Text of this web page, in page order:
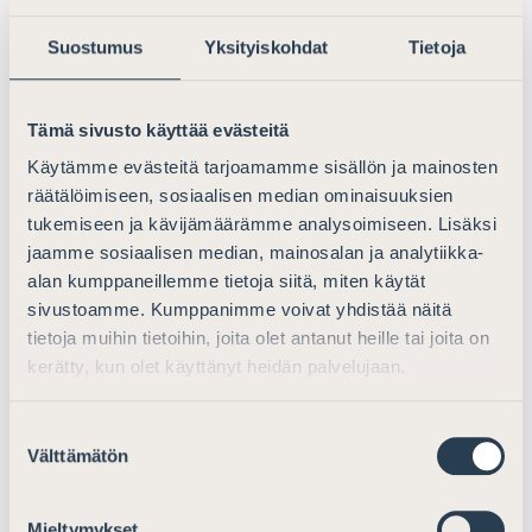
Suostumus Yksityiskohdat Tietoja
Tämä sivusto käyttää evästeitä
Käytämme evästeitä tarjoamamme sisällön ja mainosten
räätälöimiseen, sosiaalisen median ominaisuuksien
tukemiseen ja kävijämäärämme analysoimiseen. Lisäksi
jaamme sosiaalisen median, mainosalan ja analytiikka-
alan kumppaneillemme tietoja siitä, miten käytät
sivustoamme. Kumppanimme voivat yhdistää näitä
tietoja muihin tietoihin, joita olet antanut heille tai joita on
kerätty, kun olet käyttänyt heidän palvelujaan.
valinta
Välttämätön
oikeussuojaelimissä, tuomioistuimissa sekä erilaisissa
saada? Suomen Asianajajat voi myöntää 500–5 000
euron juttukohtaisen avustuksen. Avustuksen määrä...
Lue lisää
Lausunto HE-luonnoksesta poliisilain 5 a
luvun, henkilötietojen käsittelystä
poliisitoimessa annetun lain 7 luvun sekä
sotilastiedustelusta annetun lain
...ettei sen enempää tiedusteluviranomaisten kuin tiedon
saajana olevan toimivaltaisen viranomaisen toimintaa
valvo mikään riippumaton instanssi, vaan valvonta